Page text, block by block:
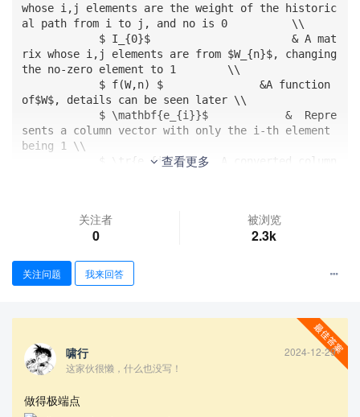
whose i,j elements are the weight of the historic
al path from i to j, and no is 0          \\
rix whose i,j elements are from $W_{n}$, changing
the no-zero element to 1        \\
of$W$, details can be seen later \\
sents a column vector with only the i-th element
being 1 \\
torical path that $W_{0,i,j}$ presenting\\
            \hline
        \end{tabular}
        \caption{Notations Table}
查看更多
关注者
0
被浏览
2.3k
关注问题 我来回答
啸行
2024-12-29
这家伙很懒，什么也没写！
做得极端点